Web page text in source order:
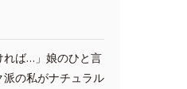
れば…」娘のひと言
の私がナチュラル